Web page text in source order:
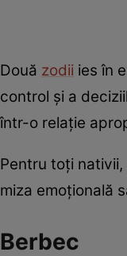
Două zodii ies în
control și a
într-o relație
Pentru toți
miza emoțională
Berbec